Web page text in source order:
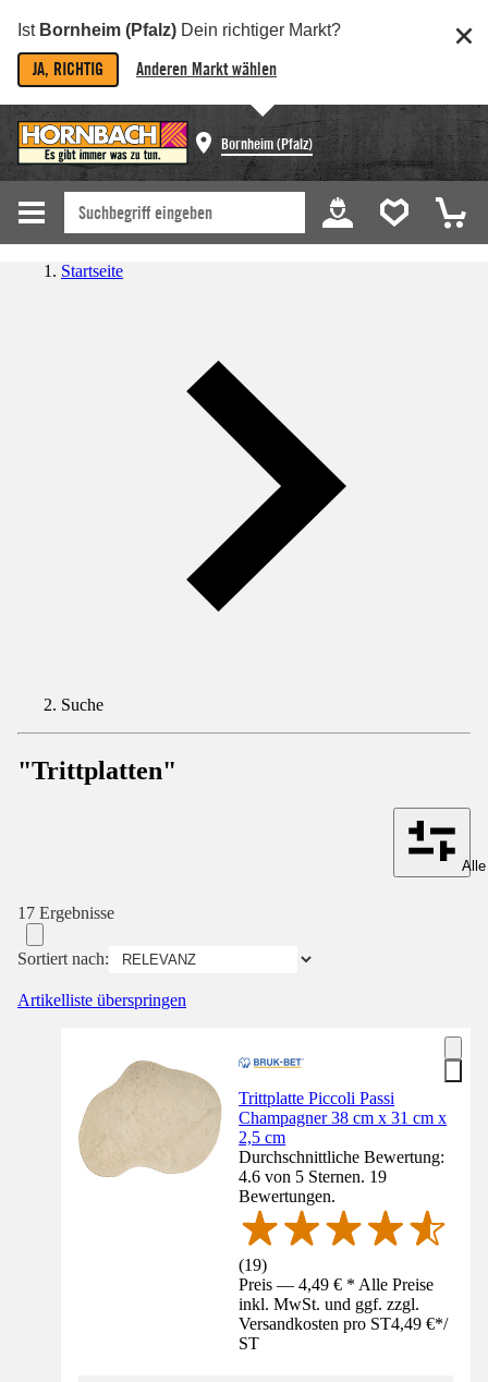
Ist Bornheim (Pfalz) Dein richtiger Markt?
JA, RICHTIG Anderen Markt wählen
Bornheim (Pfalz)
Startseite
Suche
"Trittplatten"
17 Ergebnisse
Sortiert nach:
Artikelliste überspringen
Trittplatte Piccoli Passi
Champagner 38 cm x 31 cm x
2,5 cm
Durchschnittliche Bewertung:
4.6 von 5 Sternen. 19
Bewertungen.
(19)
Preis — 4,49 € * Alle Preise
inkl. MwSt. und ggf. zzgl.
Versandkosten pro ST4,49 €*/
ST